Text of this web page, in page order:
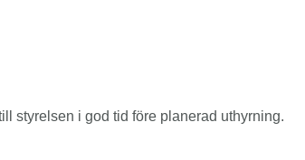
styrelsen i god tid före planerad uthyrning.